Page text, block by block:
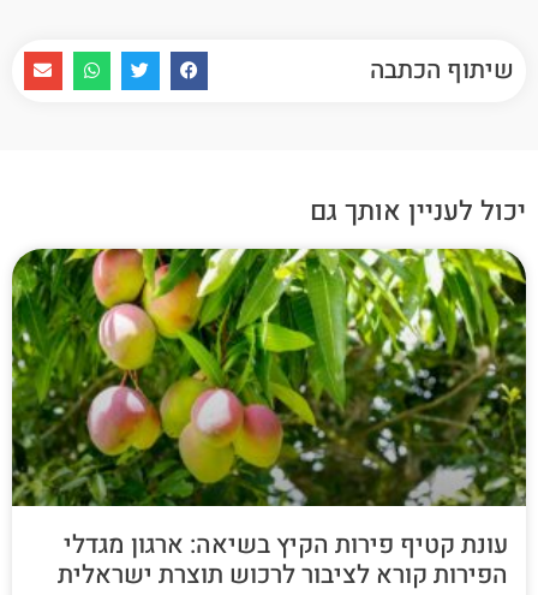
שיתוף הכתבה
יכול לעניין אותך גם
עונת קטיף פירות הקיץ בשיאה: ארגון מגדלי
הפירות קורא לציבור לרכוש תוצרת ישראלית